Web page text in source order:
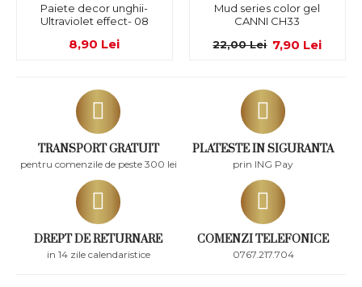
TRANSPORT GRATUIT
pentru comenzile de peste 300 lei
PLATESTE IN SIGURANTA
prin ING Pay
DREPT DE RETURNARE
in 14 zile calendaristice
COMENZI TELEFONICE
0767.217.704
Paiete decor unghii-
Ultraviolet effect- 08
8,90 Lei
Mud series color gel
CANNI CH33
7,90 Lei
22,00 Lei